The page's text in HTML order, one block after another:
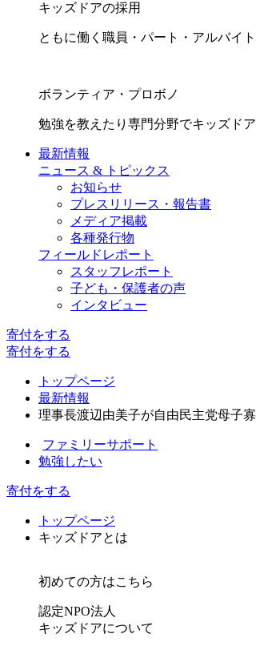
キッズドアの採用
ともに働く職員・パート・アルバイ
ボランティア・プロボノ
勉強を教えたり専門分野でキッズド
最新情報
ニュース & トピックス
お知らせ
プレスリリース・報告書
メディア掲載
各種発行物
フィールドレポート
スタッフレポート
子ども・保護者の声
インタビュー
寄付をする
寄付をする
トップページ
最新情報
理事長渡辺由美子が自由民主党母子
ファミリーサポート
勉強したい
寄付をする
トップページ
キッズドアとは
初めての方はこちら
認定NPO法人
キッズドアについて